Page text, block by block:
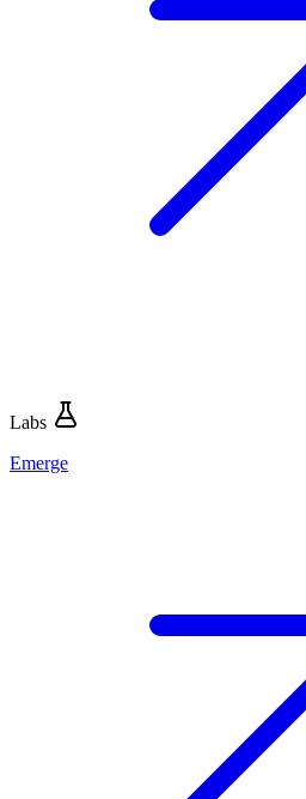
Labs
Emerge